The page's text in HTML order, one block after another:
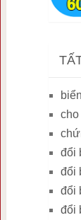
cho
đổi
đổi
đổi
đổi